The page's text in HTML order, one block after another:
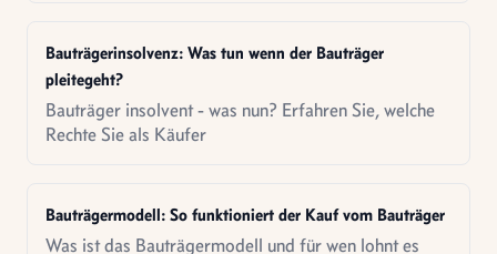
Bauträgerinsolvenz: Was tun wenn der Bauträger
pleitegeht?
Bauträger insolvent - was nun? Erfahren Sie, welche
Rechte Sie als Käufer
Bauträgermodell: So funktioniert der Kauf vom Bauträger
Was ist das Bauträgermodell und für wen lohnt es